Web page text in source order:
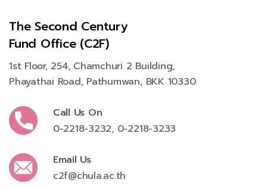
The Second Century
Fund Office (C2F)
1st Floor, 254, Chamchuri 2 Building,
Phayathai Road, Pathumwan, BKK 10330
Call Us On
0-2218-3232, 0-2218-3233
Email Us
c2f@chula.ac.th